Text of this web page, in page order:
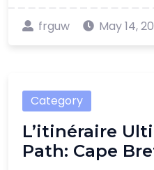
frguw May 14,
Category
L’itinéraire
Path: Cape